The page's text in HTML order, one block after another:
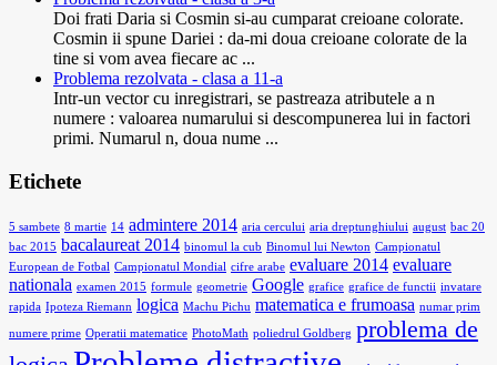
Doi frati Daria si Cosmin si-au cumparat creioane colorate.
Cosmin ii spune Dariei : da-mi doua creioane colorate de la
tine si vom avea fiecare ac ...
Problema rezolvata - clasa a 11-a
Intr-un vector cu inregistrari, se pastreaza atributele a n
numere : valoarea numarului si descompunerea lui in factori
primi. Numarul n, doua nume ...
Etichete
5 sambete 8 martie 14 admintere 2014 aria cercului aria dreptunghiului august bac 20
bac 2015 bacalaureat 2014 binomul la cub Binomul lui Newton Campionatul
European de Fotbal Campionatul Mondial cifre arabe evaluare 2014 evaluare
nationala examen 2015 formule geometrie Google grafice grafice de functii invatare
rapida Ipoteza Riemann logica Machu Pichu matematica e frumoasa numar prim
numere prime Operatii matematice PhotoMath poliedrul Goldberg problema de